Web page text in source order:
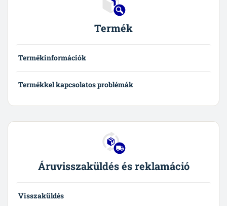
Termék
Termékinformációk
Termékkel kapcsolatos problémák
Áruvisszaküldés és reklamáció
Visszaküldés